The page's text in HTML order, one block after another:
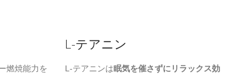
燃焼能力を
L-テアニン
L-テアニンは眠気を催さずにリラックス効